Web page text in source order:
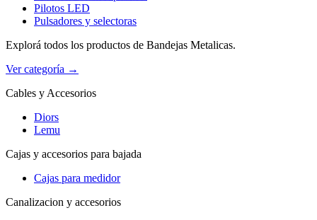
Pilotos LED
Pulsadores y selectoras
Explorá todos los productos de Bandejas Metalicas.
Ver categoría →
Cables y Accesorios
Diors
Lemu
Cajas y accesorios para bajada
Cajas para medidor
Canalizacion y accesorios